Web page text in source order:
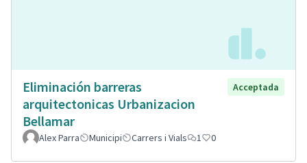
Eliminación barreras
arquitectonicas Urbanizacion
Bellamar
Acceptada
Alex Parra Municipi Carrers i Vials 1 0